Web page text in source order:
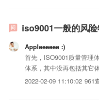
iso9001一般的风
Appleeeeee :)
首先，ISO9001质量管理
体系，其中没再包括其它
块，比如采购模块，资源
2022-02-09 11:10:02 961